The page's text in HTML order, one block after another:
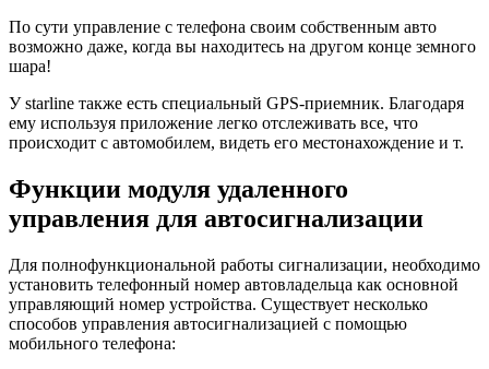
По сути управление с телефона своим собственным авто
возможно даже, когда вы находитесь на другом конце земного
шара!
У starline также есть специальный GPS-приемник. Благодаря
ему используя приложение легко отслеживать все, что
происходит с автомобилем, видеть его местонахождение и т.
Функции модуля удаленного
управления для автосигнализации
Для полнофункциональной работы сигнализации, необходимо
установить телефонный номер автовладельца как основной
управляющий номер устройства. Существует несколько
способов управления автосигнализацией с помощью
мобильного телефона: